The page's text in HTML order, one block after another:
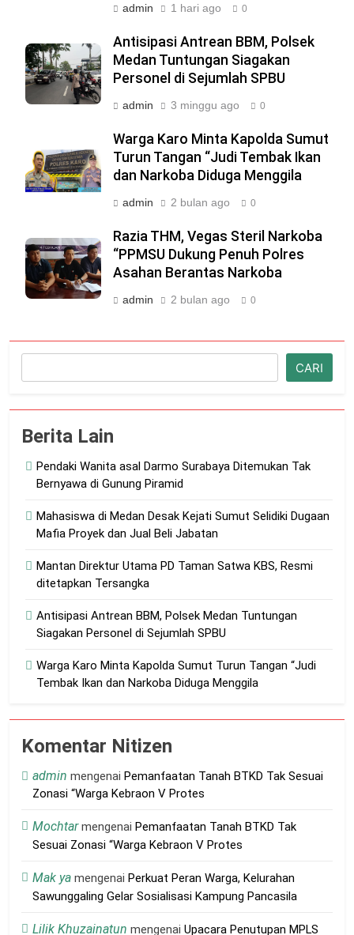
admin 1 hari ago 0
Antisipasi Antrean BBM, Polsek
Medan Tuntungan Siagakan
Personel di Sejumlah SPBU
admin 3 minggu ago 0
Warga Karo Minta Kapolda Sumut
Turun Tangan “Judi Tembak Ikan
dan Narkoba Diduga Menggila
admin 2 bulan ago 0
Razia THM, Vegas Steril Narkoba
“PPMSU Dukung Penuh Polres
Asahan Berantas Narkoba
admin 2 bulan ago 0
CARI
Berita Lain
Pendaki Wanita asal Darmo Surabaya Ditemukan Tak
Bernyawa di Gunung Piramid
Mahasiswa di Medan Desak Kejati Sumut Selidiki Dugaan
Mafia Proyek dan Jual Beli Jabatan
Mantan Direktur Utama PD Taman Satwa KBS, Resmi
ditetapkan Tersangka
Antisipasi Antrean BBM, Polsek Medan Tuntungan
Siagakan Personel di Sejumlah SPBU
Warga Karo Minta Kapolda Sumut Turun Tangan “Judi
Tembak Ikan dan Narkoba Diduga Menggila
Komentar Nitizen
admin mengenai Pemanfaatan Tanah BTKD Tak Sesuai
Zonasi “Warga Kebraon V Protes
Mochtarmengenai Pemanfaatan Tanah BTKD Tak
Sesuai Zonasi “Warga Kebraon V Protes
Mak ya mengenai Perkuat Peran Warga, Kelurahan
Sawunggaling Gelar Sosialisasi Kampung Pancasila
Lilik Khuzainatun mengenai Upacara Penutupan MPLS